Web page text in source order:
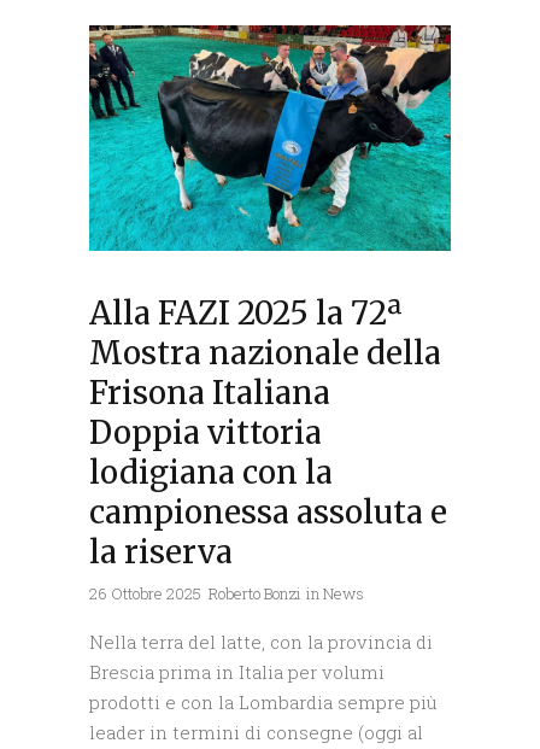
Alla FAZI 2025 la 72ª
Mostra nazionale della
Frisona Italiana
Doppia vittoria
lodigiana con la
campionessa assoluta e
la riserva
26 Ottobre 2025 Roberto Bonzi inNews
Nella terra del latte, con la provincia di
Brescia prima in Italia per volumi
prodotti e con la Lombardia sempre più
leader in termini di consegne (oggi al